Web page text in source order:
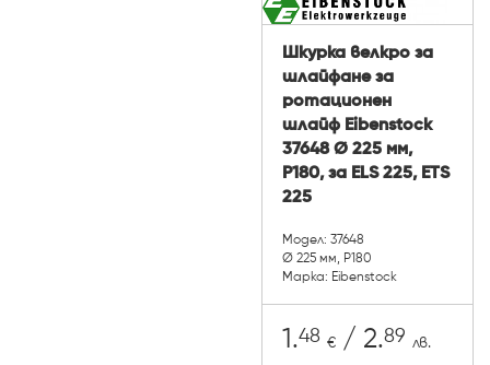
Шкурка велкро за
шлайфане за
ротационен
шлайф Eibenstock
37648 Ø 225 мм,
P180, за ELS 225, ETS
225
Модел: 37648
Ø 225 мм, P180
Марка: Eibenstock
1.48 € / 2.89 лв.